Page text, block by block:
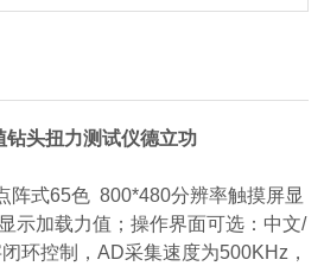
头扭力测试仪德立功
阵式65色 800*480分辨率触摸屏显
示加载力值；操作界面可选：中文/
环控制，AD采集速度为500KHz，